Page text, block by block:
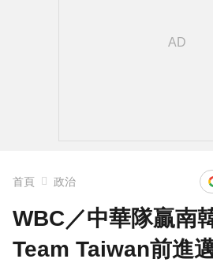
首頁 政治
WBC／中華隊贏南
Team Taiwan前進